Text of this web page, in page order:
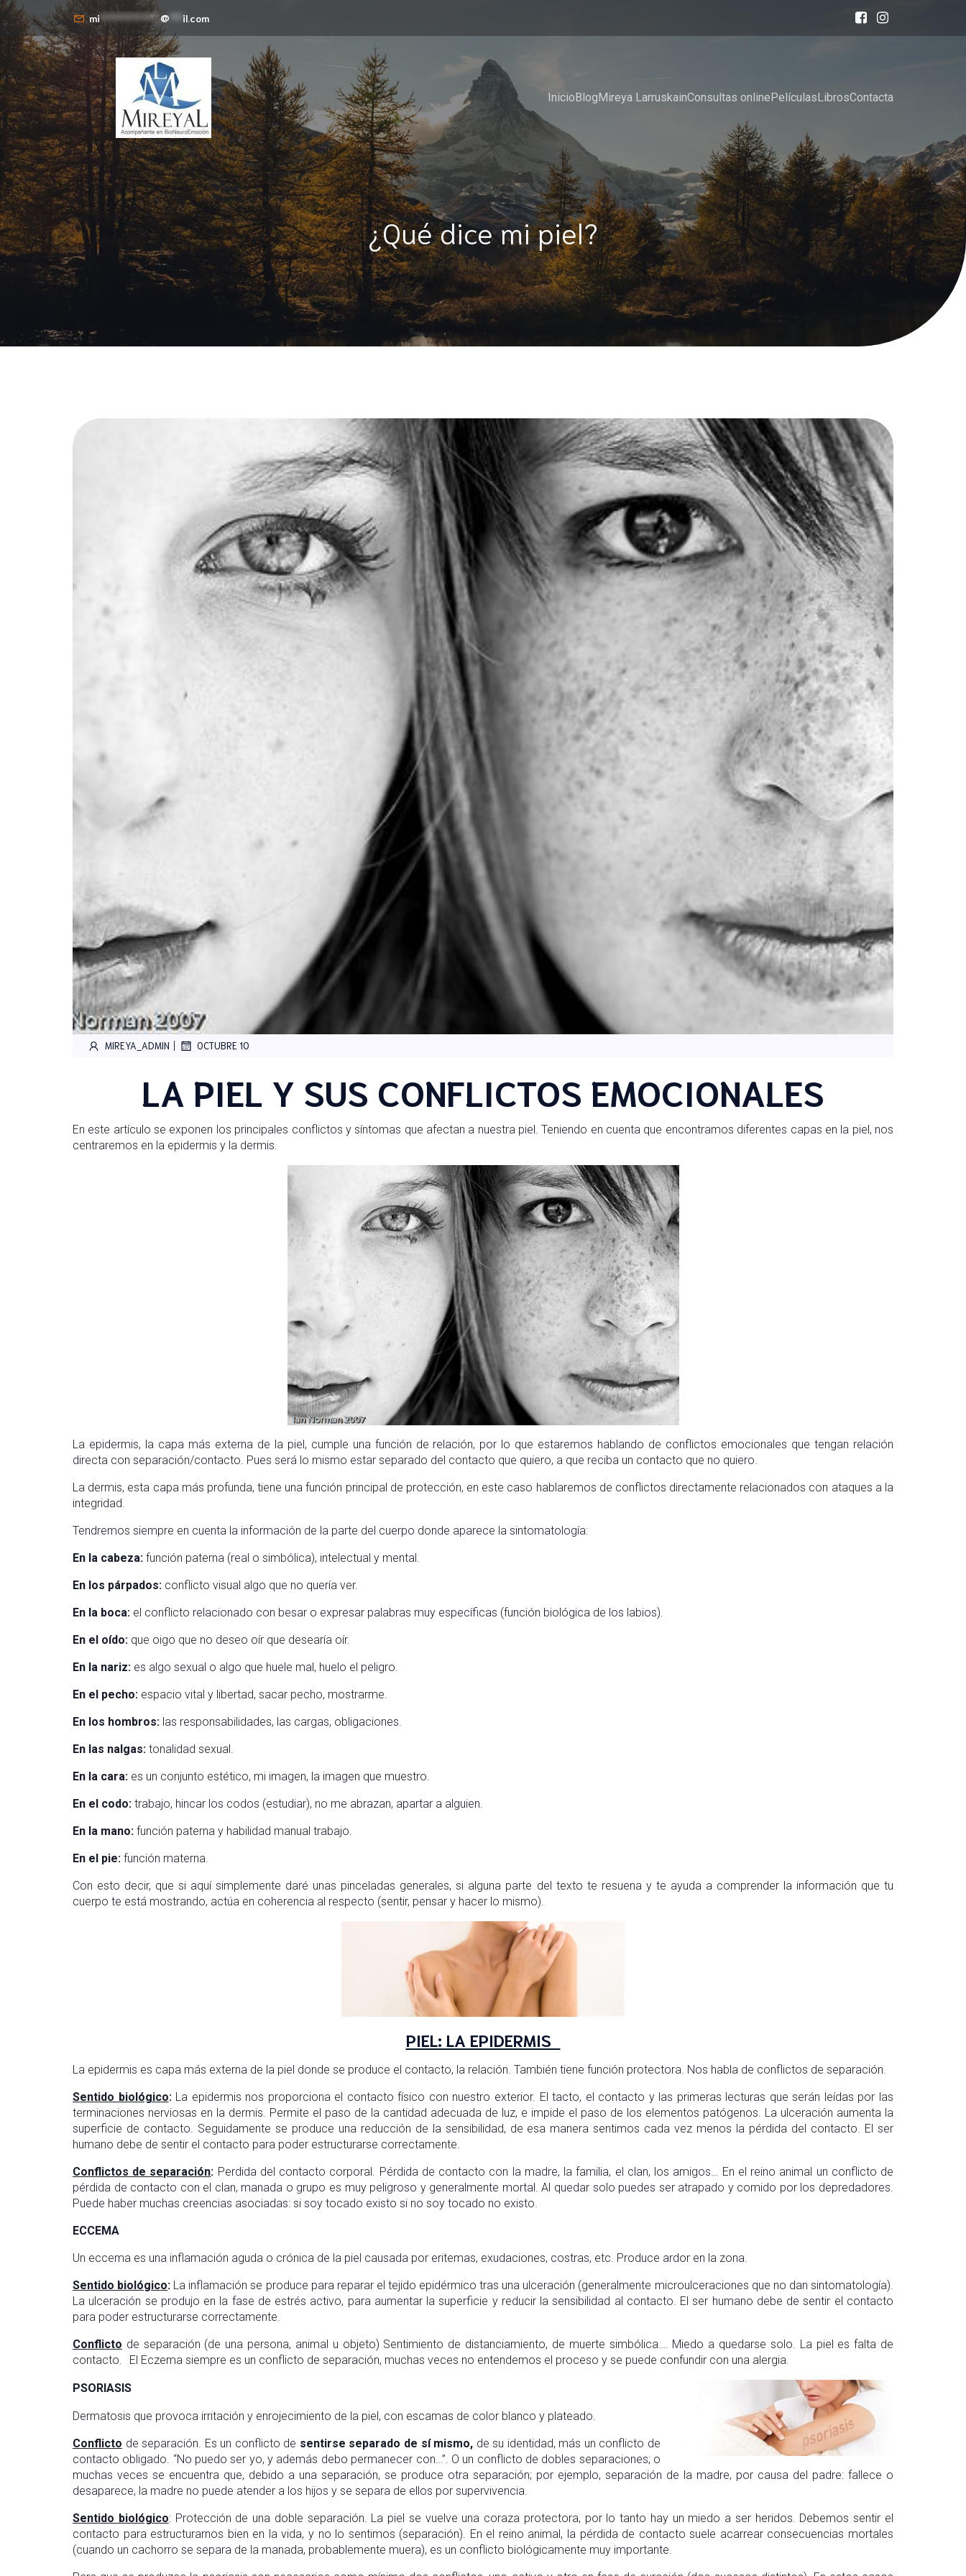
mi**************@ il.com
InicioBlogMireya LarruskainConsultas onlinePelículasLibrosContacta
¿Qué dice mi piel?
MIREYA_ADMIN | OCTUBRE 10
LA PIEL Y SUS CONFLICTOS EMOCIONALES
En este artículo se exponen los principales conflictos y síntomas que afectan a nuestra piel. Teniendo en cuenta que encontramos diferentes capas en la piel, nos
centraremos en la epidermis y la dermis.
La epidermis, la capa más externa de la piel, cumple una función de relación, por lo que estaremos hablando de conflictos emocionales que tengan relación
directa con separación/contacto. Pues será lo mismo estar separado del contacto que quiero, a que reciba un contacto que no quiero.
La dermis, esta capa más profunda, tiene una función principal de protección, en este caso hablaremos de conflictos directamente relacionados con ataques a la
integridad.
Tendremos siempre en cuenta la información de la parte del cuerpo donde aparece la sintomatología:
En la cabeza: función paterna (real o simbólica), intelectual y mental.
En los párpados: conflicto visual algo que no quería ver.
En la boca: el conflicto relacionado con besar o expresar palabras muy específicas (función biológica de los labios).
En el oído: que oigo que no deseo oír que desearía oír.
En la nariz: es algo sexual o algo que huele mal, huelo el peligro.
En el pecho: espacio vital y libertad, sacar pecho, mostrarme.
En los hombros: las responsabilidades, las cargas, obligaciones.
En las nalgas: tonalidad sexual.
En la cara: es un conjunto estético, mi imagen, la imagen que muestro.
En el codo: trabajo, hincar los codos (estudiar), no me abrazan, apartar a alguien.
En la mano: función paterna y habilidad manual trabajo.
En el pie: función materna.
Con esto decir, que si aquí simplemente daré unas pinceladas generales, si alguna parte del texto te resuena y te ayuda a comprender la información que tu
cuerpo te está mostrando, actúa en coherencia al respecto (sentir, pensar y hacer lo mismo).
PIEL: LA EPIDERMIS
La epidermis es capa más externa de la piel donde se produce el contacto, la relación. También tiene función protectora. Nos habla de conflictos de separación.
Sentido biológico:La epidermis nos proporciona el contacto físico con nuestro exterior. El tacto, el contacto y las primeras lecturas que serán leídas por las
terminaciones nerviosas en la dermis. Permite el paso de la cantidad adecuada de luz, e impide el paso de los elementos patógenos. La ulceración aumenta la
superficie de contacto. Seguidamente se produce una reducción de la sensibilidad, de esa manera sentimos cada vez menos la pérdida del contacto. El ser
humano debe de sentir el contacto para poder estructurarse correctamente.
Conflictos de separación: Perdida del contacto corporal. Pérdida de contacto con la madre, la familia, el clan, los amigos… En el reino animal un conflicto de
pérdida de contacto con el clan, manada o grupo es muy peligroso y generalmente mortal. Al quedar solo puedes ser atrapado y comido por los depredadores.
Puede haber muchas creencias asociadas: si soy tocado existo si no soy tocado no existo.
ECCEMA
Un eccema es una inflamación aguda o crónica de la piel causada por eritemas, exudaciones, costras, etc. Produce ardor en la zona.
Sentido biológico: La inflamación se produce para reparar el tejido epidérmico tras una ulceración (generalmente microulceraciones que no dan sintomatología).
La ulceración se produjo en la fase de estrés activo, para aumentar la superficie y reducir la sensibilidad al contacto. El ser humano debe de sentir el contacto
para poder estructurarse correctamente.
Conflicto de separación (de una persona, animal u objeto) Sentimiento de distanciamiento, de muerte simbólica…. Miedo a quedarse solo. La piel es falta de
contacto. El Eczema siempre es un conflicto de separación, muchas veces no entendemos el proceso y se puede confundir con una alergia.
PSORIASIS
Dermatosis que provoca irritación y enrojecimiento de la piel, con escamas de color blanco y plateado.
Conflicto de separación. Es un conflicto de sentirse separado de sí mismo, de su identidad, más un conflicto de
contacto obligado. “No puedo ser yo, y además debo permanecer con…”. O un conflicto de dobles separaciones; o
muchas veces se encuentra que, debido a una separación, se produce otra separación; por ejemplo, separación de la madre, por causa del padre: fallece o
desaparece, la madre no puede atender a los hijos y se separa de ellos por supervivencia.
Sentido biológico: Protección de una doble separación. La piel se vuelve una coraza protectora, por lo tanto hay un miedo a ser heridos. Debemos sentir el
contacto para estructurarnos bien en la vida, y no lo sentimos (separación). En el reino animal, la pérdida de contacto suele acarrear consecuencias mortales
(cuando un cachorro se separa de la manada, probablemente muera), es un conflicto biológicamente muy importante.